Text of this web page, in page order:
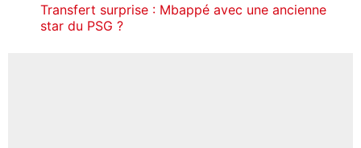
Transfert surprise : Mbappé avec une ancienne
star du PSG ?